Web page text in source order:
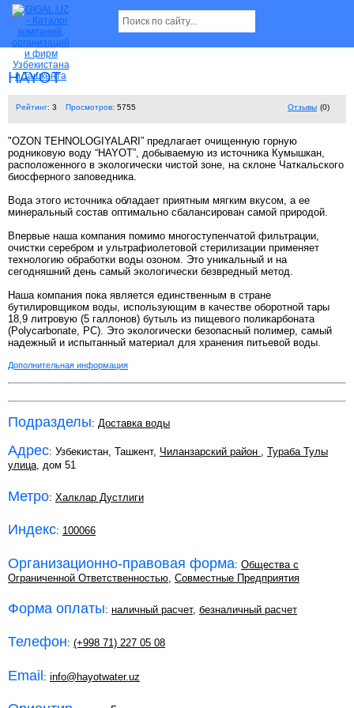
HAYOT
Рейтинг: 3 Просмотров: 5755 Отзывы (0)
"OZON TEHNOLOGIYALARI” предлагает очищенную горную
родниковую воду “HAYOT”, добываемую из источника Кумышкан,
расположенного в экологически чистой зоне, на склоне Чаткальского
биосферного заповедника.
Вода этого источника обладает приятным мягким вкусом, а ее
минеральный состав оптимально сбалансирован самой природой.
Впервые наша компания помимо многоступенчатой фильтрации,
очистки серебром и ультрафиолетовой стерилизации применяет
технологию обработки воды озоном. Это уникальный и на
сегодняшний день самый экологически безвредный метод.
Наша компания пока является единственным в стране
бутилировщиком воды, использующим в качестве оборотной тары
18,9 литровую (5 галлонов) бутыль из пищевого поликарбоната
(Polycarbonate, PC). Это экологически безопасный полимер, самый
надежный и испытанный материал для хранения питьевой воды.
Дополнительная информация
Подразделы: Доставка воды
Адрес: Узбекистан, Ташкент, Чиланзарский район , Тураба Тулы
улица, дом 51
Метро: Халклар Дустлиги
Индекс: 100066
Организационно-правовая форма: Общества с
Ограниченной Ответственностью Совместные Предприятия
Форма оплаты: наличный расчет, безналичный расчет
Телефон: (+998 71) 227 05 08
Email: info@hayotwater.uz